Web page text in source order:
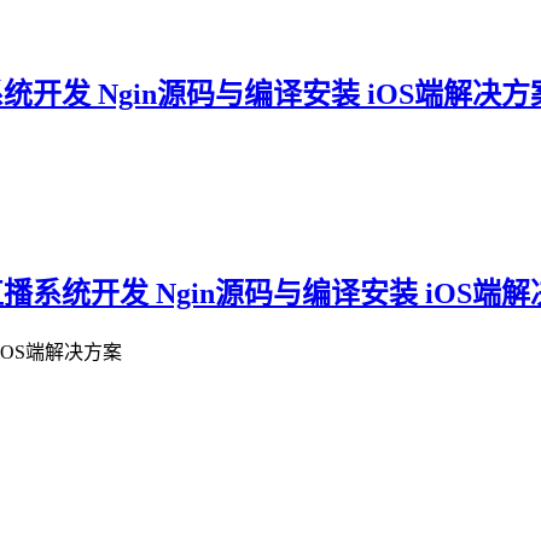
开发 Ngin源码与编译安装 iOS端解决方
系统开发 Ngin源码与编译安装 iOS端解
端解决方案